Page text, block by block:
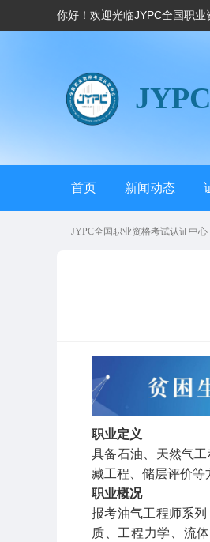
你好！欢迎光临JYPC全国职
首页 新闻动态
JYPC全国职业资格考试认证中心
职业定义
具备石油、天然气
藏工程、储层评价等
职业概况
报考油气工程师系
质、工程力学、流